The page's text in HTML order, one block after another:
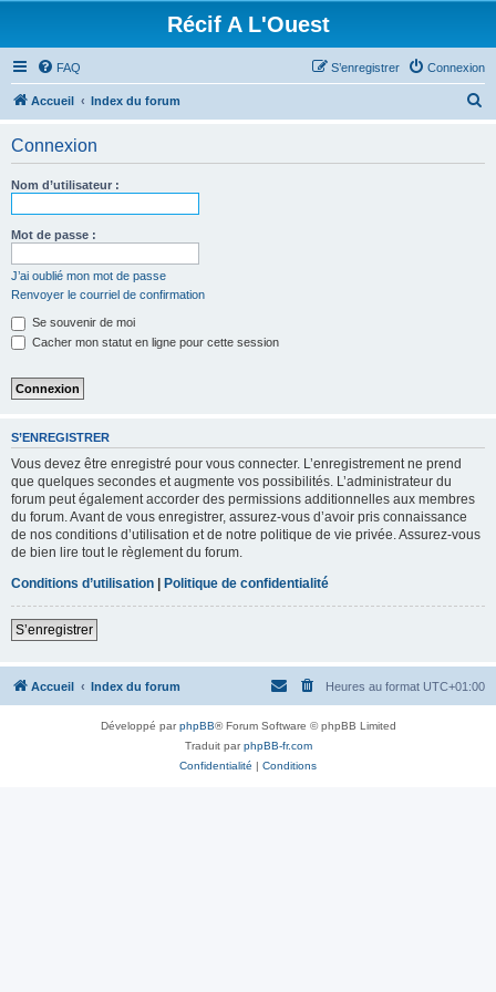
Récif A L'Ouest
FAQ Connexion
S’enregistrer
Accueil Index du forum
Connexion
Nom d’utilisateur :
Mot de passe :
J’ai oublié mon mot de passe
Renvoyer le courriel de confirmation
Se souvenir de moi
Cacher mon statut en ligne pour cette session
S’ENREGISTRER
Vous devez être enregistré pour vous connecter. L’enregistrement ne prend
que quelques secondes et augmente vos possibilités. L’administrateur du
forum peut également accorder des permissions additionnelles aux membres
du forum. Avant de vous enregistrer, assurez-vous d’avoir pris connaissance
de nos conditions d’utilisation et de notre politique de vie privée. Assurez-vous
de bien lire tout le règlement du forum.
Conditions d’utilisation | Politique de confidentialité
S’enregistrer
Accueil Index du forum Heures au format UTC+01:00
Développé parphpBB® Forum Software © phpBB Limited
Traduit parphpBB-fr.com
Confidentialité | Conditions